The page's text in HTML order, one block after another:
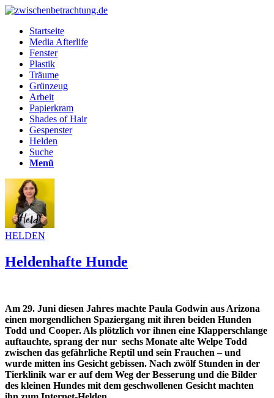
Startseite
Media Afterlife
Fenster
Plastik
Träume
Grünzeug
Arbeit
Papierkram
Shades of Hair
Gespenster
Helden
Suche
Menü
HELDEN
Heldenhafte Hunde
Am 29. Juni diesen Jahres machte Paula Godwin aus Arizona
einen morgendlichen Spaziergang mit ihren beiden Hunden
Todd und Cooper. Als plötzlich vor ihnen eine Klapperschlange
auftauchte, sprang der nur sechs Monate alte Welpe Todd
zwischen das gefährliche Reptil und sein Frauchen – und
wurde mitten ins Gesicht gebissen. Nach zwölf Stunden in der
Tierklinik war er auf dem Weg der Besserung und die Bilder
des kleinen Hundes mit dem geschwollenen Gesicht machten